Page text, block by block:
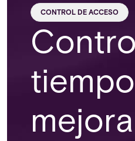
CONTROL DE ACCESO